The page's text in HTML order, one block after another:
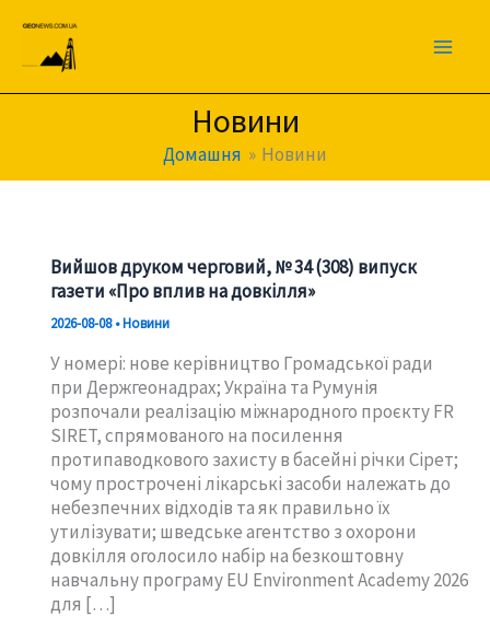
вмісту
Новини
Домашня Новини
Вийшов друком черговий, № 34 (308) випуск
газети «Про вплив на довкілля»
2026-08-08•Новини
У номері: нове керівництво Громадської ради
при Держгеонадрах; Україна та Румунія
розпочали реалізацію міжнародного проєкту FR
SIRET, спрямованого на посилення
протипаводкового захисту в басейні річки Сірет;
чому прострочені лікарські засоби належать до
небезпечних відходів та як правильно їх
утилізувати; шведське агентство з охорони
довкілля оголосило набір на безкоштовну
навчальну програму EU Environment Academy 2026
для […]